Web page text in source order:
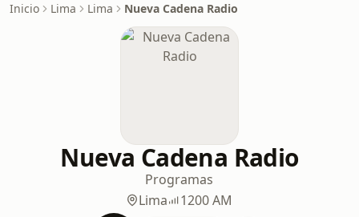
Inicio Lima Lima Nueva Cadena Radio
Nueva Cadena Radio
Programas
Lima
1200 AM